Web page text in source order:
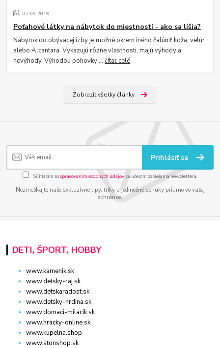
07.09.2019
Poťahové látky na nábytok do miestností - ako sa líšia?
Nábytok do obývacej izby je možné okrem iného čalúniť koža, velúr
alebo Alcantara. Vykazujú rôzne vlastnosti, majú výhody a
nevýhody. Výhodou pohovky ...čítať celé
Zobraziť všetky články
Prihlásiť sa
Súhlasím sospracovaním osobných údajov za účelom zasielania newslettera.
Nezmeškajte naše exkluzívne tipy, triky a jedinečné ponuky priamo vo vašej
schránke.
DETI, ŠPORT, HOBBY
www.kamenik.sk
www.detsky-raj.sk
www.detskaradost.sk
www.detsky-hrdina.sk
www.domaci-milacik.sk
www.hracky-online.sk
www.kupelna.shop
www.stonshop.sk